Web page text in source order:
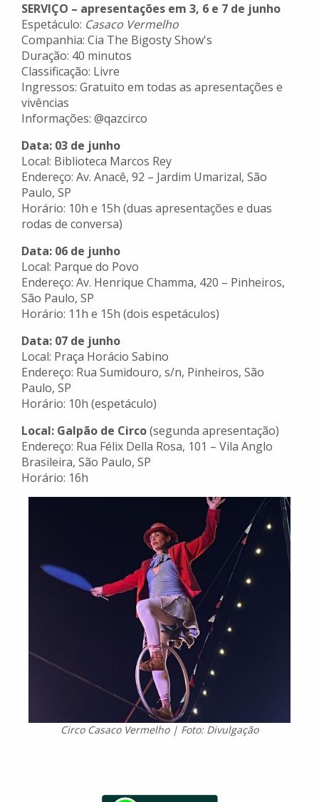
SERVIÇO – apresentações em 3, 6 e 7 de junho
Espetáculo: Casaco Vermelho
Companhia: Cia The Bigosty Show's
Duração: 40 minutos
Classificação: Livre
Ingressos: Gratuito em todas as apresentações e
vivências
Informações: @qazcirco
Data: 03 de junho
Local: Biblioteca Marcos Rey
Endereço: Av. Anacê, 92 – Jardim Umarizal, São
Paulo, SP
Horário: 10h e 15h (duas apresentações e duas
rodas de conversa)
Data: 06 de junho
Local: Parque do Povo
Endereço: Av. Henrique Chamma, 420 – Pinheiros,
São Paulo, SP
Horário: 11h e 15h (dois espetáculos)
Data: 07 de junho
Local: Praça Horácio Sabino
Endereço: Rua Sumidouro, s/n, Pinheiros, São
Paulo, SP
Horário: 10h (espetáculo)
Local: Galpão de Circo(segunda apresentação)
Endereço: Rua Félix Della Rosa, 101 – Vila Anglo
Brasileira, São Paulo, SP
Horário: 16h
Circo Casaco Vermelho | Foto: Divulgação